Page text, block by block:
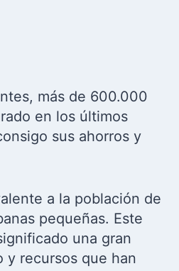
más de 600.000
en los últimos
sus ahorros y
a la población de
pequeñas. Este
una gran
y recursos que han